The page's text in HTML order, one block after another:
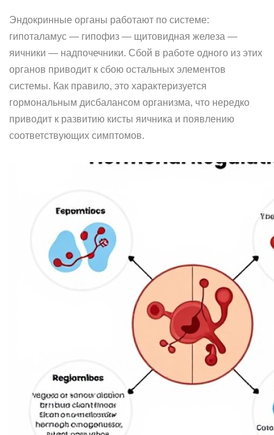
Эндокринные органы работают по системе:
гипоталамус — гипофиз — щитовидная железа —
яичники — надпочечники. Сбой в работе одного из этих
органов приводит к сбою остальных элементов
системы. Как правило, это характеризуется
гормональным дисбалансом организма, что нередко
приводит к развитию кисты яичника и появлению
соответствующих симптомов.